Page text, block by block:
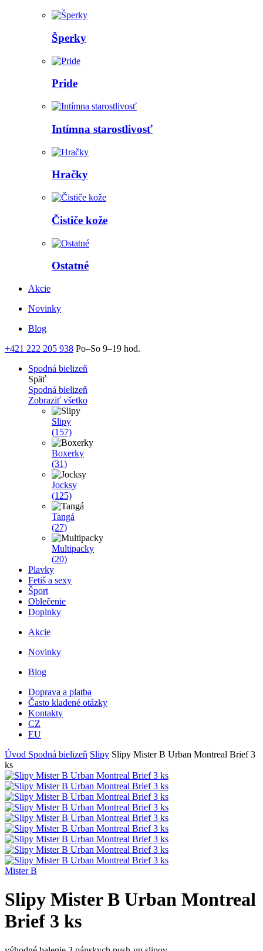
Šperky
Pride
Intímna starostlivosť
Hračky
Čističe kože
Ostatné
Akcie
Novinky
Blog
+421 222 205 938 Po–So 9–19 hod.
Spodná bielizeň
Späť
Spodná bielizeň
Zobraziť všetko
Slipy
(157)
Boxerky
(31)
Jocksy
(125)
Tangá
(27)
Multipacky
(20)
Plavky
Fetiš a sexy
Šport
Oblečenie
Doplnky
Akcie
Novinky
Blog
Doprava a platba
Často kladené otázky
Kontakty
CZ
EU
Úvod Spodná bielizeň Slipy Slipy Mister B Urban Montreal Brief 3
ks
Mister B
Slipy Mister B Urban Montreal
Brief 3 ks